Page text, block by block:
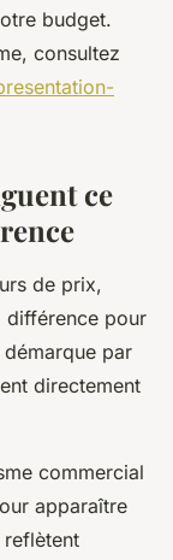
budget.
consultez
ce
de prix,
différence pour
par
directement
commercial
apparaître
reflètent